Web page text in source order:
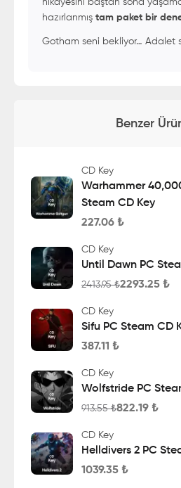
hikâyesini baştan sona
hazırlanmış tam paket bir
Gotham seni bekliyor… Adalet
Benzer
CD Key
Warhammer
Steam CD Key
227.06 ₺
CD Key
Until Dawn PC
2413.95₺2293.25 ₺
CD Key
Sifu PC Steam CD
387.11 ₺
CD Key
Wolfstride PC
913.55₺822.19 ₺
CD Key
Helldivers 2 PC
1039.35 ₺